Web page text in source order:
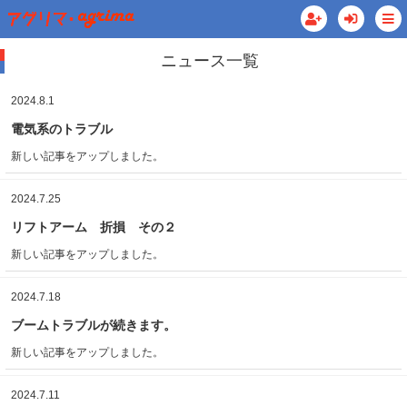
ニュース一覧
2024.8.1
電気系のトラブル
新しい記事をアップしました。
2024.7.25
リフトアーム 折損 その２
新しい記事をアップしました。
2024.7.18
ブームトラブルが続きます。
新しい記事をアップしました。
2024.7.11